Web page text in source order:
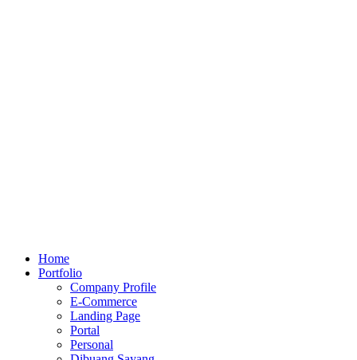
Home
Portfolio
Company Profile
E-Commerce
Landing Page
Portal
Personal